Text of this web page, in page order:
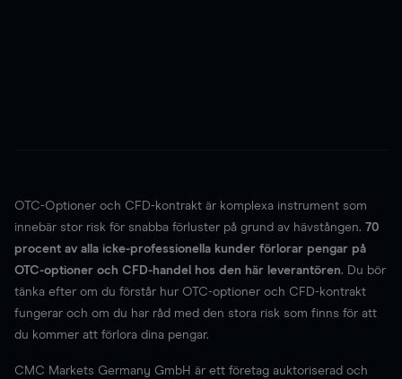
OTC-Optioner och CFD-kontrakt är komplexa instrument som
innebär stor risk för snabba förluster på grund av hävstången. 70
procent av alla icke-professionella kunder förlorar pengar på
OTC-optioner och CFD-handel hos den här leverantören. Du bör
tänka efter om du förstår hur OTC-optioner och CFD-kontrakt
fungerar och om du har råd med den stora risk som finns för att
du kommer att förlora dina pengar.
CMC Markets Germany GmbH är ett företag auktoriserad och